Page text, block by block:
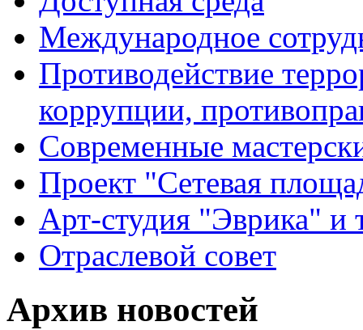
Международное
Противодействие
коррупции,
Современные
Проект "Сетевая
Арт-студия "Эврика" и
Отраслевой совет
Архив новостей